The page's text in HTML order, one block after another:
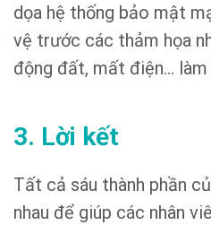
dọa hệ thống bảo mật
vệ trước các thảm họa
động đất, mất điện…
3. Lời kết
Tất cả sáu thành phần
nhau để giúp các nhân